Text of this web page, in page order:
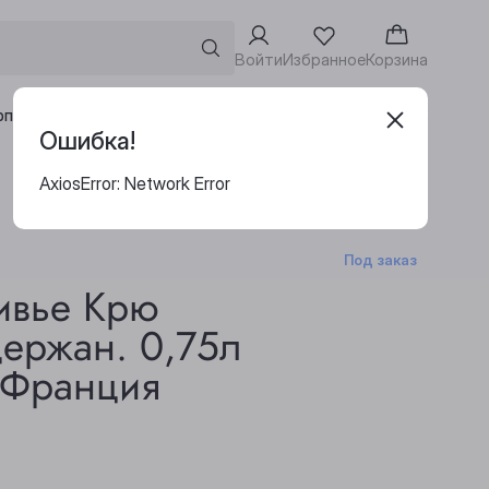
ВойтиИзбранноеКорзина
клиентам Адреса винотек
Под заказ
Крю
0,75л
Ошибка!
AxiosError: Network Error